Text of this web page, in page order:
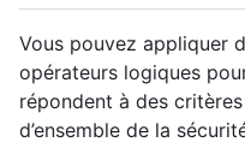
Vous pouvez appliquer
opérateurs logiques
répondent à des
d’ensemble de la